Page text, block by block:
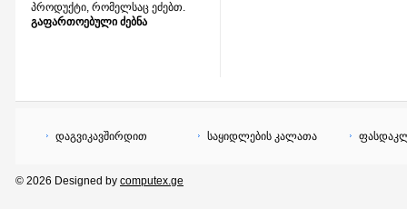
პროდუქტი, რომელსაც ეძებთ.
გაფართოებული ძებნა
დაგვიკავშირდით საყიდლების კალათა
© 2026 Designed by computex.ge